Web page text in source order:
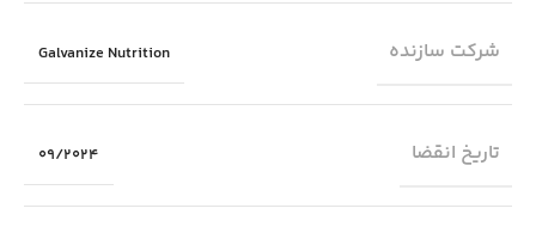
شرکت سازنده Galvanize Nutrition
تاریخ انقضا 09/2024